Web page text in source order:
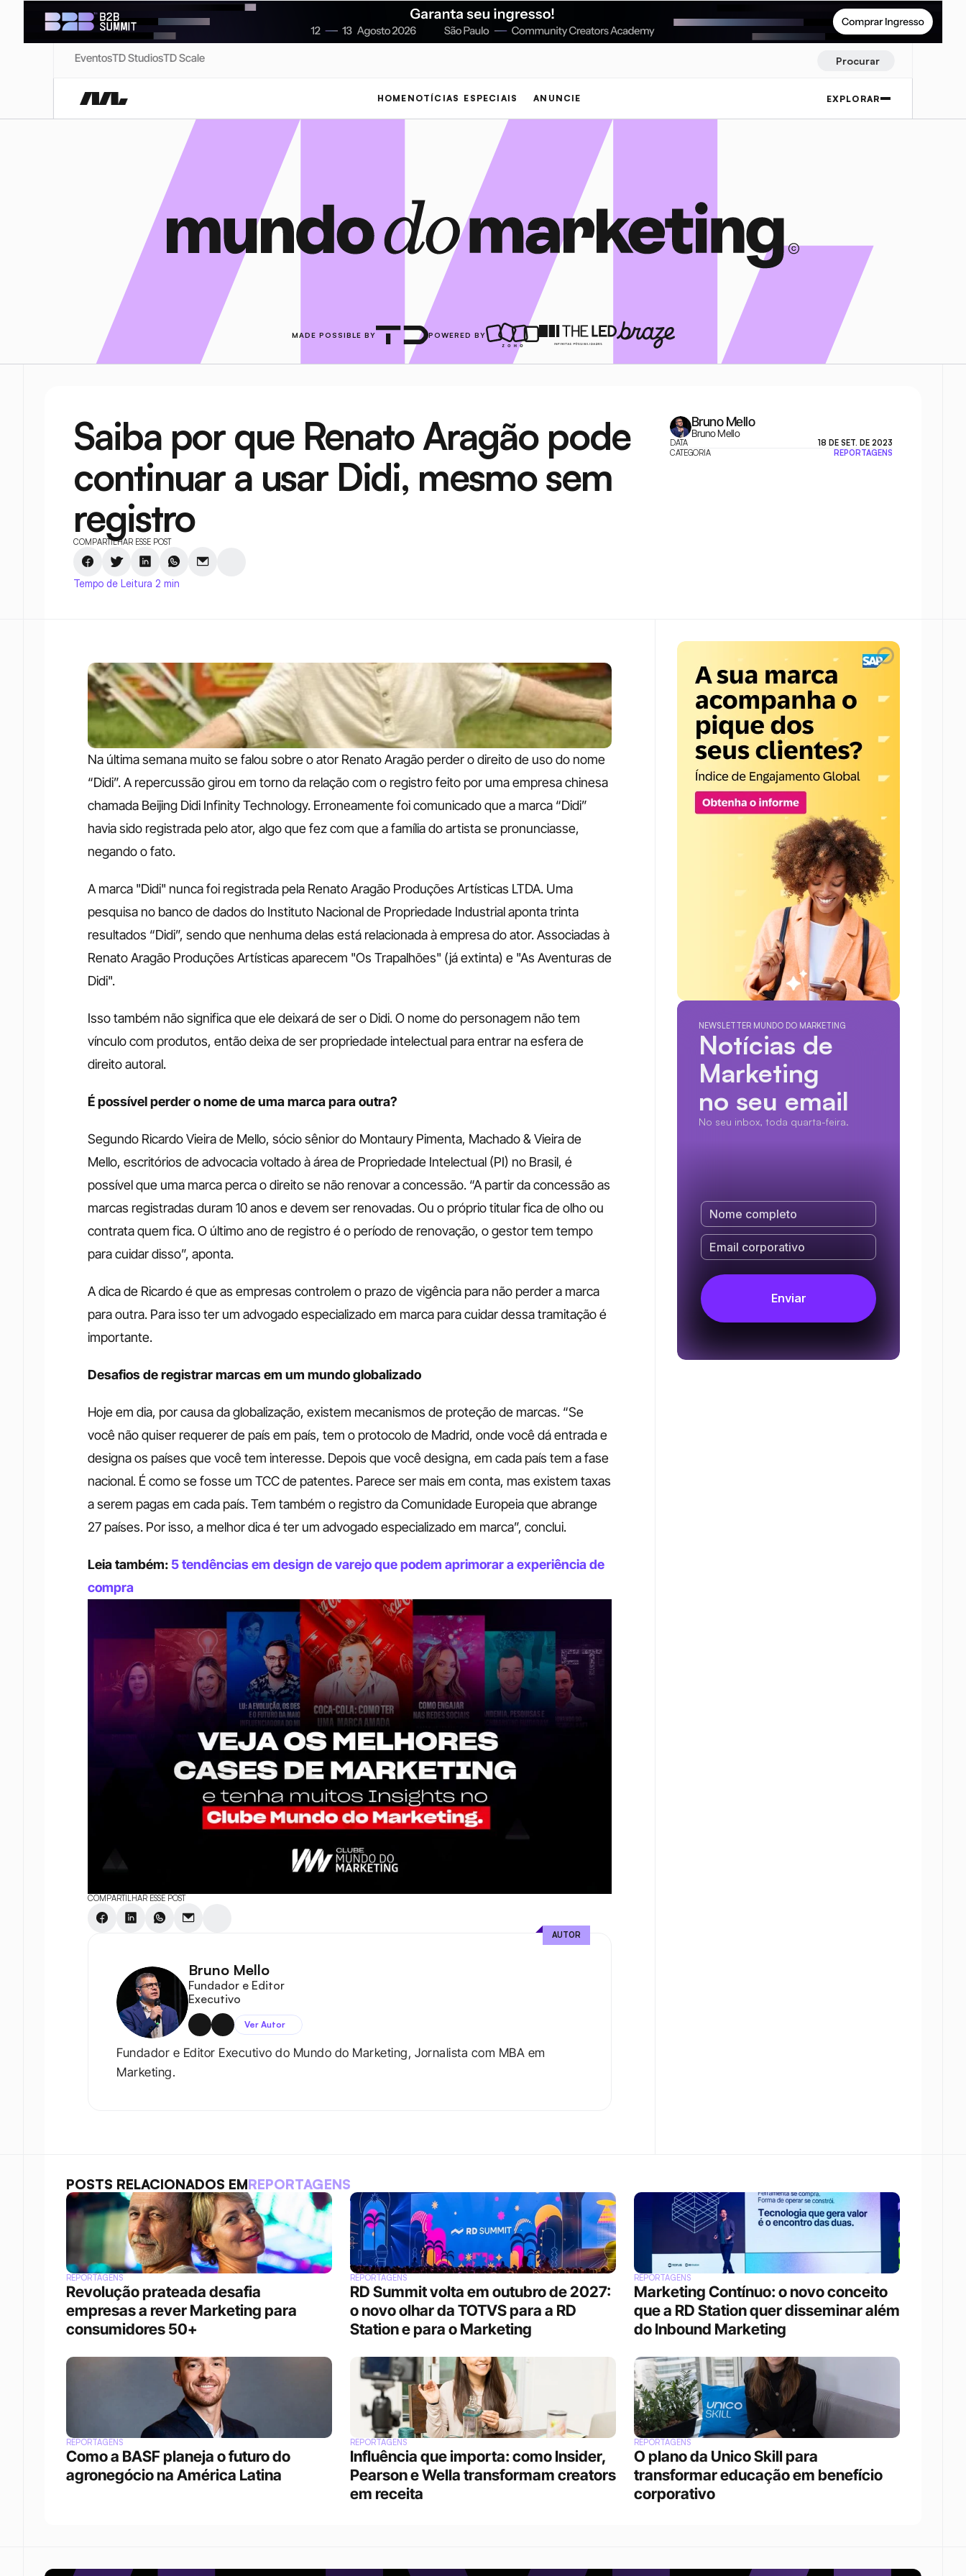
EventosTD StudiosTD Scale Procurar
HOME NOTÍCIAS ESPECIAIS ANUNCIE EXPLORAR
MADE POSSIBLE BY POWERED BY
Saiba por que Renato Aragão pode
continuar a usar Didi, mesmo sem
registro
COMPARTILHAR ESSE POST
Tempo de Leitura 2 min
Bruno Mello
Bruno Mello
DATA
18 DE SET. DE 2023
CATEGORIA
REPORTAGENS
Na última semana muito se falou sobre o ator Renato Aragão perder o direito de uso do nome
“Didi”. A repercussão girou em torno da relação com o registro feito por uma empresa chinesa
chamada Beijing Didi Infinity Technology. Erroneamente foi comunicado que a marca “Didi”
havia sido registrada pelo ator, algo que fez com que a família do artista se pronunciasse,
negando o fato.
A marca "Didi" nunca foi registrada pela Renato Aragão Produções Artísticas LTDA. Uma
pesquisa no banco de dados do Instituto Nacional de Propriedade Industrial aponta trinta
resultados “Didi”, sendo que nenhuma delas está relacionada à empresa do ator. Associadas à
Renato Aragão Produções Artísticas aparecem "Os Trapalhões" (já extinta) e "As Aventuras de
Didi".
Isso também não significa que ele deixará de ser o Didi. O nome do personagem não tem
vínculo com produtos, então deixa de ser propriedade intelectual para entrar na esfera de
direito autoral.
É possível perder o nome de uma marca para outra?
Segundo Ricardo Vieira de Mello, sócio sênior do Montaury Pimenta, Machado & Vieira de
Mello, escritórios de advocacia voltado à área de Propriedade Intelectual (PI) no Brasil, é
possível que uma marca perca o direito se não renovar a concessão. “A partir da concessão as
marcas registradas duram 10 anos e devem ser renovadas. Ou o próprio titular fica de olho ou
contrata quem fica. O último ano de registro é o período de renovação, o gestor tem tempo
para cuidar disso”, aponta.
A dica de Ricardo é que as empresas controlem o prazo de vigência para não perder a marca
para outra. Para isso ter um advogado especializado em marca para cuidar dessa tramitação é
importante.
Desafios de registrar marcas em um mundo globalizado
Hoje em dia, por causa da globalização, existem mecanismos de proteção de marcas. “Se
você não quiser requerer de país em país, tem o protocolo de Madrid, onde você dá entrada e
designa os países que você tem interesse. Depois que você designa, em cada país tem a fase
nacional. É como se fosse um TCC de patentes. Parece ser mais em conta, mas existem taxas
a serem pagas em cada país. Tem também o registro da Comunidade Europeia que abrange
27 países. Por isso, a melhor dica é ter um advogado especializado em marca”, conclui.
Leia também: 5 tendências em design de varejo que podem aprimorar a experiência de
compra
COMPARTILHAR ESSE POST
Bruno Mello
Fundador e Editor
Executivo
Ver Autor
Fundador e Editor Executivo do Mundo do Marketing, Jornalista com MBA em
Marketing.
AUTOR
NEWSLETTER MUNDO DO MARKETING
Notícias de
Marketing
no seu email
No seu inbox, toda quarta-feira.
POSTS RELACIONADOS EMREPORTAGENS
REPORTAGENS
Revolução prateada desafia
empresas a rever Marketing para
consumidores 50+
REPORTAGENS
RD Summit volta em outubro de 2027:
o novo olhar da TOTVS para a RD
Station e para o Marketing
REPORTAGENS
Marketing Contínuo: o novo conceito
que a RD Station quer disseminar além
do Inbound Marketing
REPORTAGENS
Como a BASF planeja o futuro do
agronegócio na América Latina
REPORTAGENS
Influência que importa: como Insider,
Pearson e Wella transformam creators
em receita
REPORTAGENS
O plano da Unico Skill para
transformar educação em benefício
corporativo